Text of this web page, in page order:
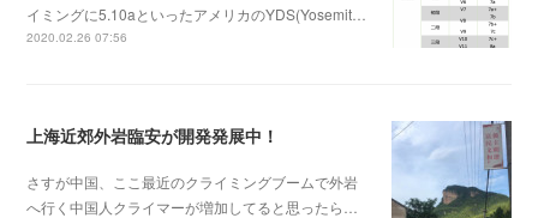
イミングに5.10aといったアメリカのYDS(Yosemit…
2020.02.26 07:56
上海近郊外岩臨安が開発発展中！
さすが中国、ここ最近のクライミングブームで外岩
へ行く中国人クライマーが増加してると思ったら…